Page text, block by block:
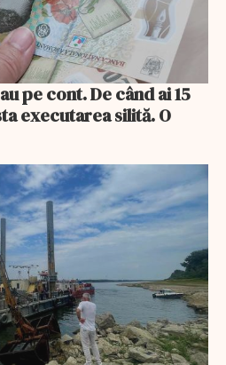
pe cont. De când ai 15
executarea silită. O